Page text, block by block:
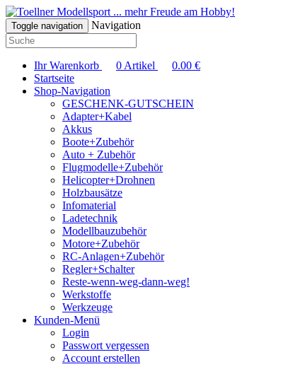
... mehr Freude am Hobby!
Toggle navigation Navigation
Ihr Warenkorb 0 Artikel 0.00 €
Startseite
Shop-Navigation
GESCHENK-GUTSCHEIN
Adapter+Kabel
Akkus
Boote+Zubehör
Auto + Zubehör
Flugmodelle+Zubehör
Helicopter+Drohnen
Holzbausätze
Infomaterial
Ladetechnik
Modellbauzubehör
Motore+Zubehör
RC-Anlagen+Zubehör
Regler+Schalter
Reste-wenn-weg-dann-weg!
Werkstoffe
Werkzeuge
Kunden-Menü
Login
Passwort vergessen
Account erstellen